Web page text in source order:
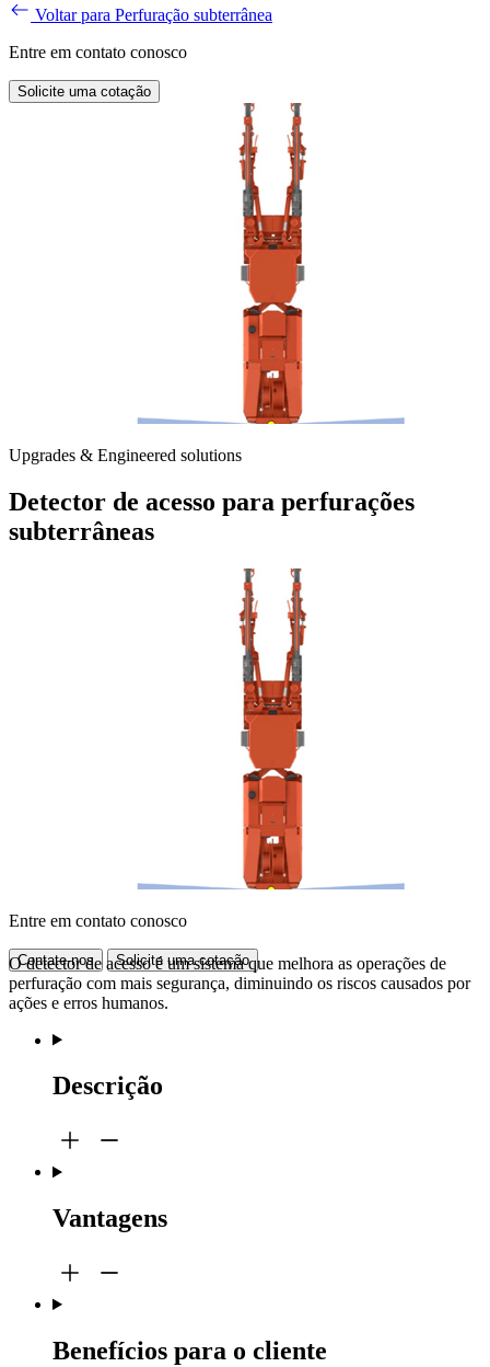
Voltar para Perfuração subterrânea
Entre em contato conosco
Solicite uma cotação
Upgrades & Engineered solutions
Detector de acesso para perfurações
subterrâneas
Entre em contato conosco
Contate-nos Solicite uma cotação
O detector de acesso é um sistema que melhora as operações de
perfuração com mais segurança, diminuindo os riscos causados por
ações e erros humanos.
Descrição
Vantagens
Benefícios para o cliente